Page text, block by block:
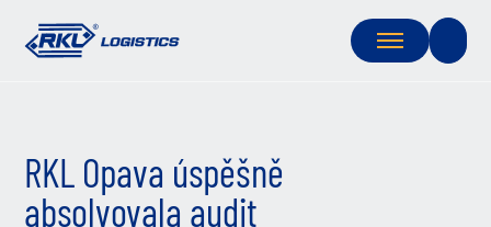
RKL Opava úspěšně
absolvovala audit